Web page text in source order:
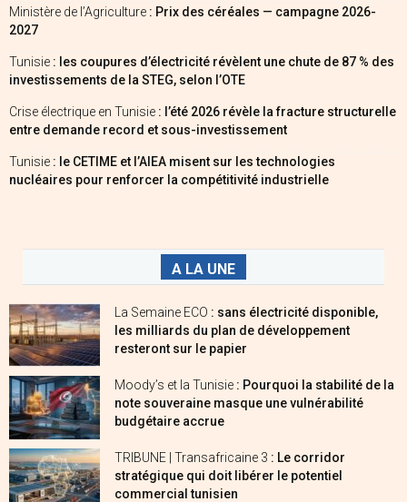
Ministère de l’Agriculture : Prix des céréales — campagne 2026-
2027
Tunisie : les coupures d’électricité révèlent une chute de 87 % des
investissements de la STEG, selon l’OTE
Crise électrique en Tunisie : l’été 2026 révèle la fracture structurelle
entre demande record et sous-investissement
Tunisie : le CETIME et l’AIEA misent sur les technologies
nucléaires pour renforcer la compétitivité industrielle
A LA UNE
La Semaine ECO : sans électricité disponible,
les milliards du plan de développement
resteront sur le papier
Moody’s et la Tunisie : Pourquoi la stabilité de la
note souveraine masque une vulnérabilité
budgétaire accrue
TRIBUNE | Transafricaine 3 : Le corridor
stratégique qui doit libérer le potentiel
commercial tunisien